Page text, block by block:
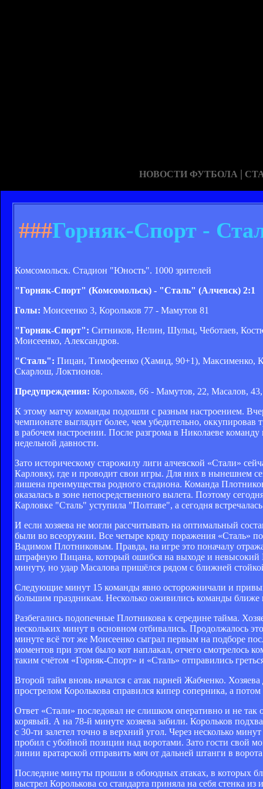
НОВОСТИ ФУТБОЛА |
###Горняк-Спорт -
Комсомольск. Стадион "Юность". 1000 зрителей
"Горняк-Спорт" (Комсомольск) - "Сталь" (Алчевск) 2:1
Голы: Моисеенко 3, Корольков 77 - Мамутов 81
"Горняк-Спорт": Ситников, Нелин, Шульц, Чеботаев,
Моисеенко, Александров.
"Сталь": Пицан, Тимофеенко (Хамид, 90+1), Максименко,
Скарлош, Локтионов.
Предупреждения: Корольков, 66 - Мамутов, 22, Масалов,
К этому матчу команды подошли с разным настроением.
чемпионате выглядит более, чем убедительно,
в рабочем настроении. После разгрома в Николаеве
недельной давности.
Зато историческому старожилу лиги алчевской «Стали»
Карловку, где и проводит свои игры. Для них в нынешнем
лишена преимущества родного стадиона. Команда
оказалась в зоне непосредственного вылета. Поэтому
Карловке "Сталь" уступила "Полтаве", а сегодня
И если хозяева не могли рассчитывать на оптимальный
были во всеоружии. Все четыре кряду поражения «Сталь»
Вадимом Плотниковым. Правда, на игре это поначалу
штрафную Пицана, который ошибся на выходе и невысокий
минуту, но удар Масалова пришёлся рядом с ближней
Следующие минут 15 команды явно осторожничали и
большим праздникам. Несколько оживились команды ближе
Разбегались подопечные Плотникова к середине тайма.
нескольких минут в основном отбивались. Продолжалось
минуте всё тот же Моисеенко сыграл первым на подборе
моментов при этом было кот наплакал, отчего смотрелось
таким счётом «Горняк-Спорт» и «Сталь» отправились
Второй тайм вновь начался с атак парней Жабченко.
прострелом Королькова справился кипер соперника, а
Ответ «Стали» последовал не слишком оперативно и не
корявый. А на 78-й минуте хозяева забили. Корольков
с 30-ти залетел точно в верхний угол. Через несколько
пробил с убойной позиции над воротами. Зато гости свой
линии вратарской отправить мяч от дальней штанги в
Последние минуты прошли в обоюдных атаках, в которых
выстрел Королькова со стандарта приняла на себя стенка